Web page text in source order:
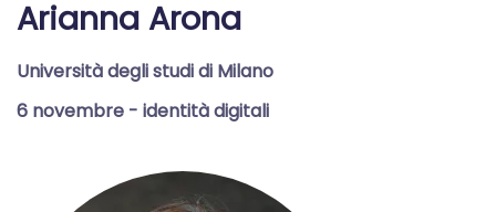
Arianna Arona
Università degli studi di Milano
6 novembre - identità digitali